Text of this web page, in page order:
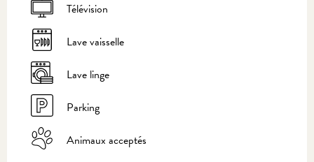
Télévision
Lave vaisselle
Lave linge
Parking
Animaux acceptés